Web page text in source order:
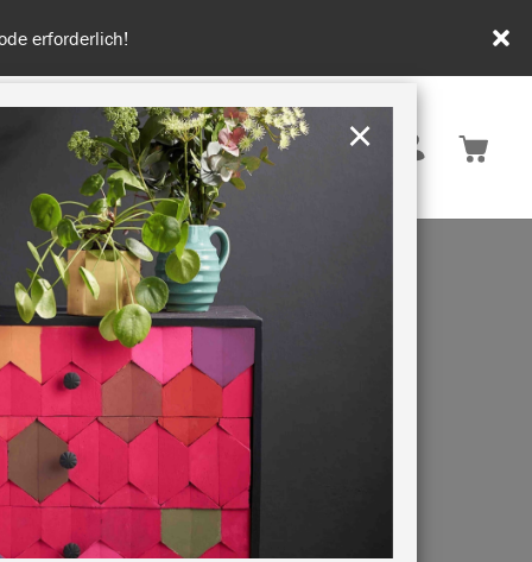
Deutschland
NACHHALTIGKEIT
×